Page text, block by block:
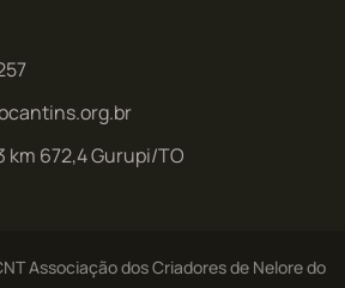
km 672,4 Gurupi/TO
Associação dos Criadores de Nelore do